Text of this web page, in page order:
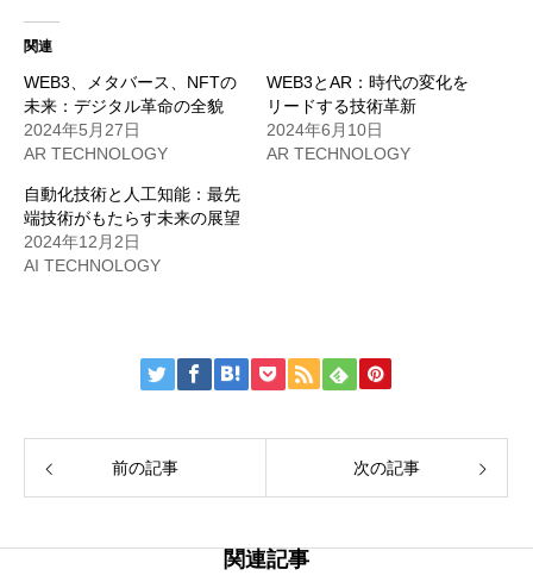
関連
WEB3、メタバース、NFTの
未来：デジタル革命の全貌
2024年5月27日
AR TECHNOLOGY
WEB3とAR：時代の変化を
リードする技術革新
2024年6月10日
AR TECHNOLOGY
自動化技術と人工知能：最先
端技術がもたらす未来の展望
2024年12月2日
AI TECHNOLOGY
前の記事 次の記事
関連記事